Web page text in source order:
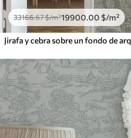
33166.67$/m²19900.00 $/m²